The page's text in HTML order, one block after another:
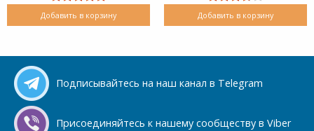
Добавить в корзину Добавить в корзину
Подписывайтесь на наш канал в Telegram
Присоединяйтесь к нашему сообществу в Viber